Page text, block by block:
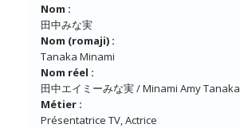
Nom :
田中みな実
Nom (romaji) :
Tanaka Minami
Nom réel :
田中エイミーみな実 / Minami Amy Tanaka
Métier :
Présentatrice TV, Actrice